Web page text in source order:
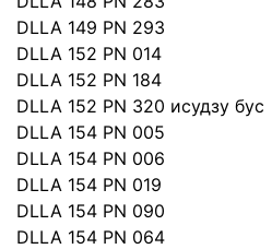
DLLA 149 PN 293
DLLA 152 PN 014
DLLA 152 PN 184
DLLA 152 PN 320 исудзу бус
DLLA 154 PN 005
DLLA 154 PN 006
DLLA 154 PN 019
DLLA 154 PN 090
DLLA 154 PN 064